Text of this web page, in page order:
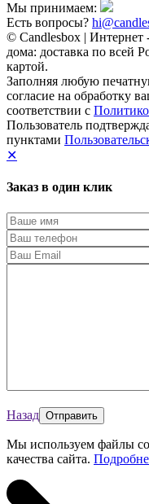
Мы принимаем:
Есть вопросы?
© Candlesbox | Интернет
дома: доставка по всей
картой.
Заполняя любую
согласие на обработку
соответствии с
Пользователь
пунктами
✕
Заказ в один клик
Назад
Мы используем файлы
качества сайта.